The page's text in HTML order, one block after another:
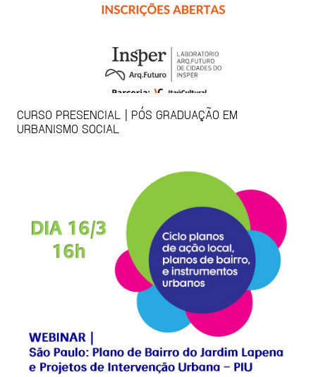
CURSO PRESENCIAL | PÓS GRADUAÇÃO EM
URBANISMO SOCIAL